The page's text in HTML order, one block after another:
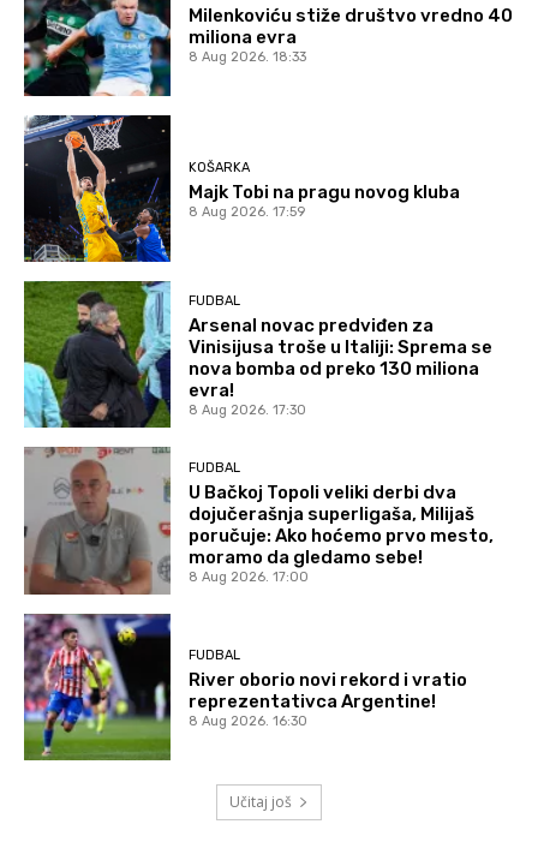
Milenkoviću stiže društvo vredno 40
miliona evra
8 Aug 2026. 18:33
KOŠARKA
Majk Tobi na pragu novog kluba
8 Aug 2026. 17:59
FUDBAL
Arsenal novac predviđen za
Vinisijusa troše u Italiji: Sprema se
nova bomba od preko 130 miliona
evra!
8 Aug 2026. 17:30
FUDBAL
U Bačkoj Topoli veliki derbi dva
dojučerašnja superligaša, Milijaš
poručuje: Ako hoćemo prvo mesto,
moramo da gledamo sebe!
8 Aug 2026. 17:00
FUDBAL
River oborio novi rekord i vratio
reprezentativca Argentine!
8 Aug 2026. 16:30
Učitaj još